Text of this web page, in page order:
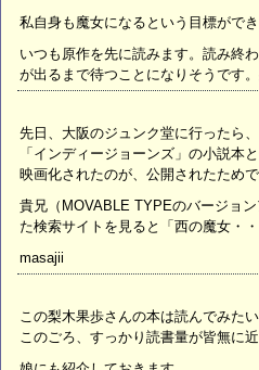
私自身も魔女になるという目標がで
いつも原作を先に読みます。読み終
が出るまで待つことになりそうです。
先日、大阪のジュンク堂に行ったら
「インディージョーンズ」の小説本と
映画化されたのが、公開されたためで
貴兄（MOVABLE TYPEのバージョ
た検索サイトを見ると「西の魔女・
masajii
この梨木果歩さんの本は読んでみたい
このごろ、すっかり読書量が皆無に